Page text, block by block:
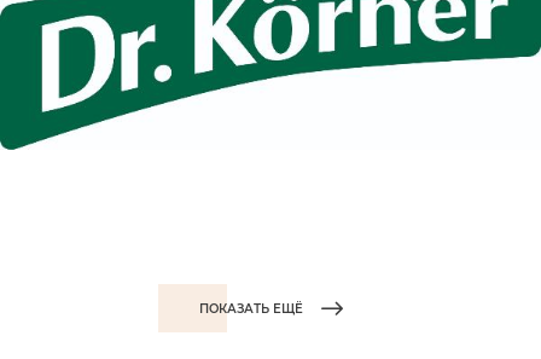
ПОКАЗАТЬ ЕЩЁ